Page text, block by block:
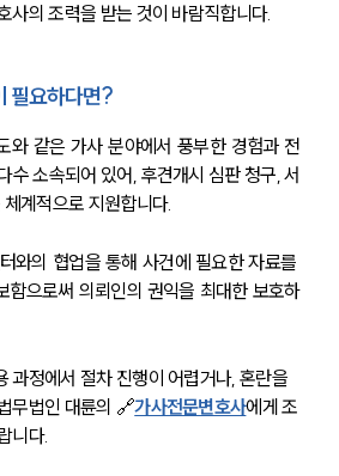
사의 조력을 받는 것이 바람직합니다.
필요하다면?
와 같은 가사 분야에서 풍부한 경험과 전
수 소속되어 있어, 후견개시 심판 청구, 서
계적으로 지원합니다.
와의 협업을 통해 사건에 필요한 자료를
함으로써 의뢰인의 권익을 최대한 보호하
과정에서 절차 진행이 어렵거나, 혼란을
무법인 대륜의 🔗가사전문변호사에게 조
니다.